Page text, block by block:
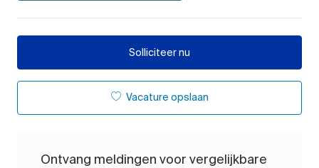
Solliciteer nu
Vacature opslaan
Ontvang meldingen voor vergelijkbare